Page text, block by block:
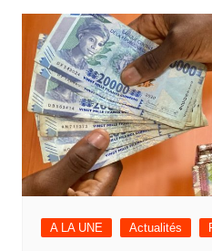
A LA UNE Actualités